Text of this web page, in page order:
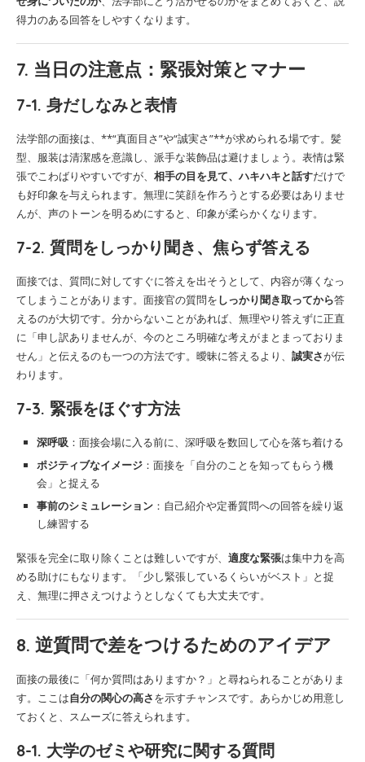
得力のある回答をしやすくなります。
7. 当日の注意点：緊張対策とマナー
7-1. 身だしなみと表情
法学部の面接は、**“真面目さ”や“誠実さ”**が求められる場です。髪
型、服装は清潔感を意識し、派手な装飾品は避けましょう。表情は緊
張でこわばりやすいですが、 相手の目を見て、ハキハキと話すだけで
も好印象を与えられます。無理に笑顔を作ろうとする必要はありませ
んが、声のトーンを明るめにすると、印象が柔らかくなります。
7-2. 質問をしっかり聞き、焦らず答える
面接では、質問に対してすぐに答えを出そうとして、内容が薄くなっ
てしまうことがあります。面接官の質問をしっかり聞き取ってから答
えるのが大切です。分からないことがあれば、無理やり答えずに正直
に「申し訳ありませんが、今のところ明確な考えがまとまっておりま
せん」と伝えるのも一つの方法です。曖昧に答えるより、 誠実さが伝
わります。
7-3. 緊張をほぐす方法
深呼吸 ：面接会場に入る前に、深呼吸を数回して心を落ち着ける
ポジティブなイメージ ：面接を「自分のことを知ってもらう機
会」と捉える
事前のシミュレーション ：自己紹介や定番質問への回答を繰り返
し練習する
緊張を完全に取り除くことは難しいですが、 適度な緊張は集中力を高
める助けにもなります。「少し緊張しているくらいがベスト」と捉
え、無理に押さえつけようとしなくても大丈夫です。
8. 逆質問で差をつけるためのアイデア
面接の最後に「何か質問はありますか？」と尋ねられることがありま
す。ここは自分の関心の高さを示すチャンスです。あらかじめ用意し
ておくと、スムーズに答えられます。
8-1. 大学のゼミや研究に関する質問